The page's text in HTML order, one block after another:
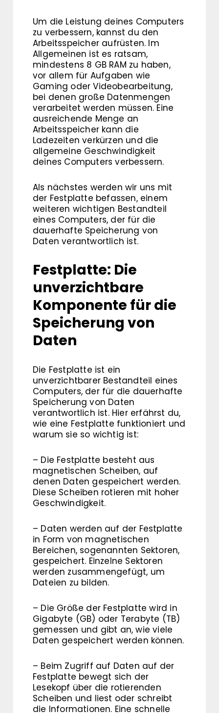
Um die Leistung deines Computers
zu verbessern, kannst du den
Arbeitsspeicher aufrüsten. Im
Allgemeinen ist es ratsam,
mindestens 8 GB RAM zu haben,
vor allem für Aufgaben wie
Gaming oder Videobearbeitung,
bei denen große Datenmengen
verarbeitet werden müssen. Eine
ausreichende Menge an
Arbeitsspeicher kann die
Ladezeiten verkürzen und die
allgemeine Geschwindigkeit
deines Computers verbessern.
Als nächstes werden wir uns mit
der Festplatte befassen, einem
weiteren wichtigen Bestandteil
eines Computers, der für die
dauerhafte Speicherung von
Daten verantwortlich ist.
Festplatte: Die
unverzichtbare
Komponente für die
Speicherung von
Daten
Die Festplatte ist ein
unverzichtbarer Bestandteil eines
Computers, der für die dauerhafte
Speicherung von Daten
verantwortlich ist. Hier erfährst du,
wie eine Festplatte funktioniert und
warum sie so wichtig ist:
– Die Festplatte besteht aus
magnetischen Scheiben, auf
denen Daten gespeichert werden.
Diese Scheiben rotieren mit hoher
Geschwindigkeit.
– Daten werden auf der Festplatte
in Form von magnetischen
Bereichen, sogenannten Sektoren,
gespeichert. Einzelne Sektoren
werden zusammengefügt, um
Dateien zu bilden.
– Die Größe der Festplatte wird in
Gigabyte (GB) oder Terabyte (TB)
gemessen und gibt an, wie viele
Daten gespeichert werden können.
– Beim Zugriff auf Daten auf der
Festplatte bewegt sich der
Lesekopf über die rotierenden
Scheiben und liest oder schreibt
die Informationen. Eine schnelle